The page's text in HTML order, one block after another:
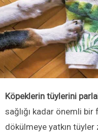
Köpeklerin tüylerini
sağlığı kadar önemli
dökülmeye yatkın